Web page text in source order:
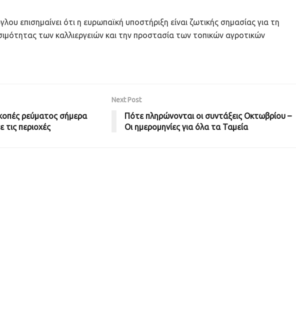
επισημαίνει ότι η ευρωπαϊκή υποστήριξη είναι ζωτικής σημασίας για τη
των καλλιεργειών και την προστασία των τοπικών αγροτικών
ρεύματος σήμερα
τις περιοχές
Next Post
Πότε πληρώνονται οι συντάξεις Οκτωβρίου –
Oι ημερομηνίες για όλα τα Ταμεία